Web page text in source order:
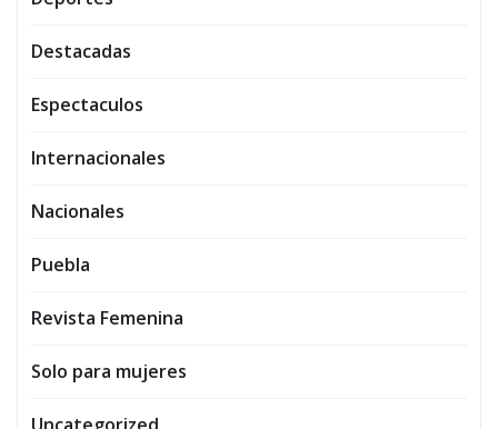
Destacadas
Espectaculos
Internacionales
Nacionales
Puebla
Revista Femenina
Solo para mujeres